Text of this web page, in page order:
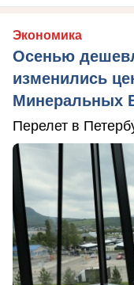
Экономика
Осенью
изменились
Минеральных
Перелет в